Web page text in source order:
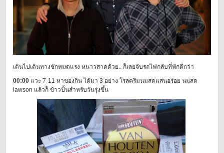
เดินไปเดินทางชักหมดแรง หนาวสาดด้วย.. ก็เลยจับรถไฟกลับที่พักดีกว่า
00:00 แวะ 7-11 หาของกิน ได้มา 3 อย่าง โรลครีมนมสดแสนอร่อย นมสด
lawson แล้วก็ ข้าวปั้นสำหรับวันรุ่งขึ้น